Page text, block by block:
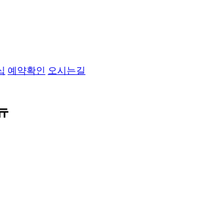
예약확인 오시는길